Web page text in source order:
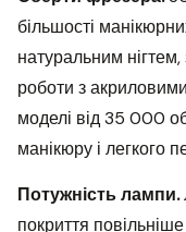
більшості
натуральним
роботи з
моделі від 35 000
манікюру і легкого
Потужність лампи.
покриття